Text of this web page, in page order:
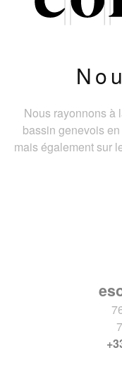
Nous rayonnons à
bassin genevois
mais également sur